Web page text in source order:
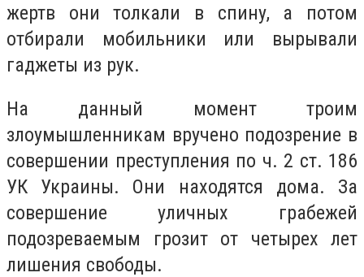
жертв они толкали в спину, а потом
отбирали мобильники или вырывали
гаджеты из рук.
На данный момент троим
злоумышленникам вручено подозрение в
совершении преступления по ч. 2 ст. 186
УК Украины. Они находятся дома. За
совершение уличных грабежей
подозреваемым грозит от четырех лет
лишения свободы.